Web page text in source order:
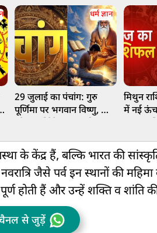
धर्म ज्ञान
29 जुलाई का पंचांग: गुरु
पूर्णिमा पर भगवान विष्णु, शिव
मिथुन
में नई
दिन कैसा
के केंद्र हैं, बल्कि भारत की
जैसे पर्व इन स्थानों की
हैं और उन्हें शक्ति व शांति की
चैनल से जुड़ें